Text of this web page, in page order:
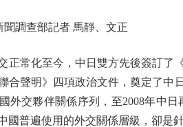
調查部記者 馬靜、文正
常化至今，中日雙方先後簽訂了
合聲明》四項政治文件，奠定了中
外交夥伴關係序列，至2008年中
國普遍使用的外交關係層級，卻是